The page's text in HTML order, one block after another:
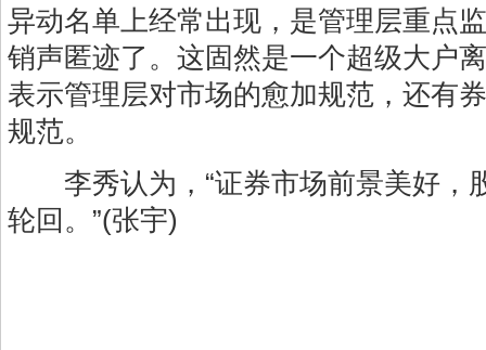
异动名单上经常出现，是管理层重点
销声匿迹了。这固然是一个超级大户
表示管理层对市场的愈加规范，还有
规范。
李秀认为，“证券市场前景美好，
轮回。”(张宇)